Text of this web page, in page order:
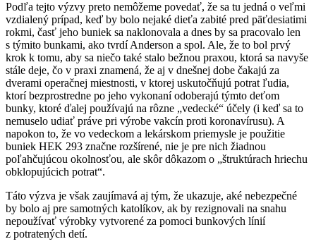
Podľa tejto výzvy preto nemôžeme povedať, že sa tu jedná o veľmi
vzdialený prípad, keď by bolo nejaké dieťa zabité pred päťdesiatimi
rokmi, časť jeho buniek sa naklonovala a dnes by sa pracovalo len
s týmito bunkami, ako tvrdí Anderson a spol. Ale, že to bol prvý
krok k tomu, aby sa niečo také stalo bežnou praxou, ktorá sa navyše
stále deje, čo v praxi znamená, že aj v dnešnej dobe čakajú za
dverami operačnej miestnosti, v ktorej uskutočňujú potrat ľudia,
ktorí bezprostredne po jeho vykonaní odoberajú týmto deťom
bunky, ktoré ďalej používajú na rôzne „vedecké“ účely (i keď sa to
nemuselo udiať práve pri výrobe vakcín proti koronavírusu). A
napokon to, že vo vedeckom a lekárskom priemysle je použitie
buniek HEK 293 značne rozšírené, nie je pre nich žiadnou
poľahčujúcou okolnosťou, ale skôr dôkazom o „štruktúrach hriechu
obklopujúcich potrat“.
Táto výzva je však zaujímavá aj tým, že ukazuje, aké nebezpečné
by bolo aj pre samotných katolíkov, ak by rezignovali na snahu
nepoužívať výrobky vytvorené za pomoci bunkových línií
z potratených detí.